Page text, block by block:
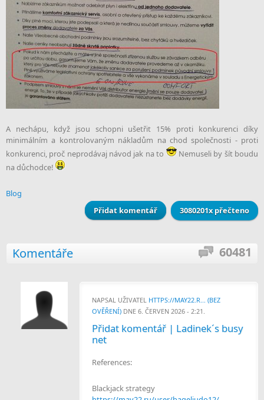
A nechápu, když jsou schopni ušetřit 15% proti konkurenci díky
minimálním a kontrolovaným nákladům na chod společnosti - proti
konkurenci, proč neprodávaj návod jak na to
Nemuseli by šít boudu
na důchodce!
Blog
Přidat komentář
3080201x přečteno
Komentáře 60481
NAPSAL UŽIVATEL HTTPS://MAY22.R... (BEZ
OVĚŘENÍ) DNE 6. ČERVEN 2026 - 2:21.
Přidat komentář | Ladinek´s busy
net
References:
Blackjack strategy